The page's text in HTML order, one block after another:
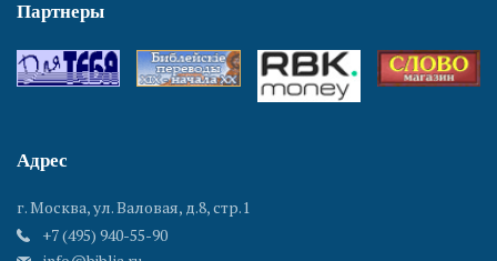
Партнеры
Адрес
г. Москва, ул. Валовая, д.8, стр.1
+7 (495) 940-55-90